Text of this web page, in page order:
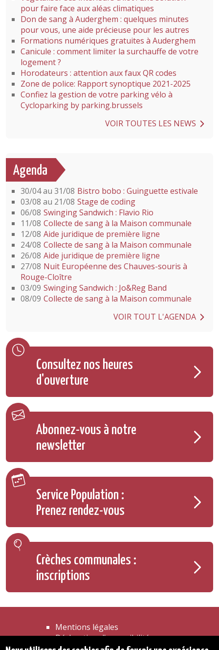
pour faire face aux aléas climatiques
Don de sang à Auderghem : quelques minutes
pour vous, une aide précieuse pour les autres
Formations numériques gratuites à Auderghem
Canicule : comment limiter la surchauffe de votre
logement ?
Horodateurs : attention aux faux QR codes
Zone de police: Rapport synoptique 2021-2025
Confiez la gestion de votre parking vélo à
Cycloparking by parking.brussels
VOIR TOUTES LES NEWS
Agenda
30/04 au 31/08 Bistro bobo : Guinguette estivale
03/08 au 21/08 Stage de coding
06/08 Swinging Sandwich : Flavio Rio
11/08 Collecte de sang à la Maison communale
12/08 Aide juridique de première ligne
24/08 Collecte de sang à la Maison communale
26/08 Aide juridique de première ligne
27/08 Nuit Européenne des Chauves-souris à
Rouge-Cloître
03/09 Swinging Sandwich : Jo&Reg Band
08/09 Collecte de sang à la Maison communale
VOIR TOUT L'AGENDA
Consultez nos heures
d'ouverture
Abonnez-vous à notre
newsletter
Service Population :
Prenez rendez-vous
Crèches communales :
inscriptions
Mentions légales
Déclaration d'accessibilité